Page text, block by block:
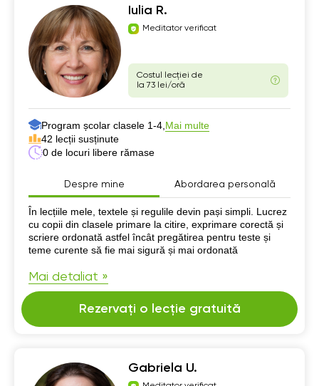
Iulia R.
Meditator verificat
Costul lecției de
la 73 lei/oră
Program școlar clasele 1-4, Mai multe
42 lecții susținute
0 de locuri libere rămase
Despre mine Abordarea personală
Despre mine
În lecțiile mele, textele și regulile devin pași simpli. Lucrez
cu copii din clasele primare la citire, exprimare corectă și
scriere ordonată astfel încât pregătirea pentru teste și
teme curente să fie mai sigură și mai ordonată
Mai detaliat »
Rezervați o lecție gratuită
Gabriela U.